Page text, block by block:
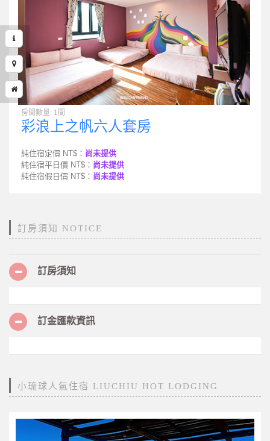
房間數量: 1間
彩浪上之帆六人套房
純住宿定價 NT$： 尚未提供
純住宿平日價 NT$： 尚未提供
純住宿假日價 NT$： 尚未提供
訂房須知 NOTICE
訂房須知
訂金匯款資訊
小琉球人氣住宿 LIUCHIU HOT LODGING